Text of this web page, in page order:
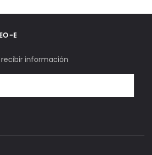
E
información